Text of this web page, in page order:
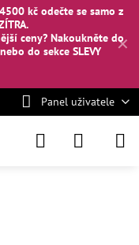
✕
kč odečte se samo z
ceny? Nakoukněte do
nebo do sekce SLEVY
Panel uživatele